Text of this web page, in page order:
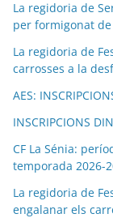
La regidoria de
per formigonat de
La regidoria de
carrosses a la
AES:
INSCRIPCIONS
CF La Sénia:
temporada 2026-
La regidoria de
engalanar els